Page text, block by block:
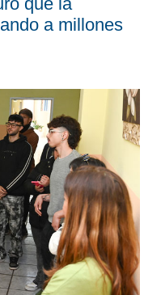
a millones